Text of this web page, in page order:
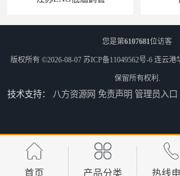
江苏LNG鹤管
您是第6107681位访客
版权所有 ©2026-08-07 苏ICP备11049562号-6 连云港
保留所有权利.
技术支持： 八方资源网 免责声明 管理员入口
首页 产品分类 热线